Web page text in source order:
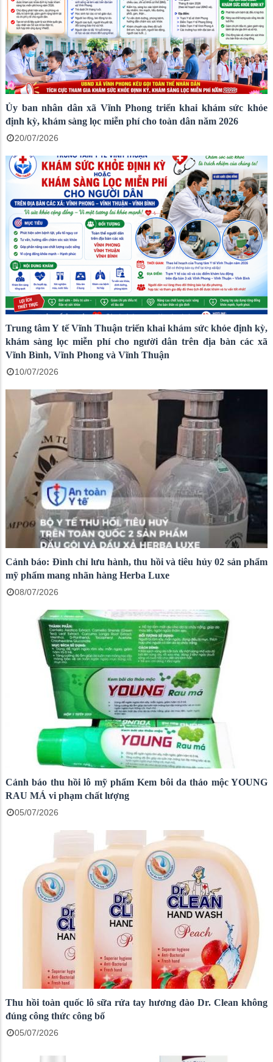
Ủy ban nhân dân xã Vĩnh Phong triển khai khám sức khỏe
định kỳ, khám sàng lọc miễn phí cho toàn dân năm 2026
20/07/2026
Trung tâm Y tế Vĩnh Thuận triển khai khám sức khỏe định kỳ,
khám sàng lọc miễn phí cho người dân trên địa bàn các xã
Vĩnh Bình, Vĩnh Phong và Vĩnh Thuận
10/07/2026
Cảnh báo: Đình chỉ lưu hành, thu hồi và tiêu hủy 02 sản phẩm
mỹ phẩm mang nhãn hàng Herba Luxe
08/07/2026
Cảnh báo thu hồi lô mỹ phẩm Kem bôi da thảo mộc YOUNG
RAU MÁ vi phạm chất lượng
05/07/2026
Thu hồi toàn quốc lô sữa rửa tay hương đào Dr. Clean không
đúng công thức công bố
05/07/2026